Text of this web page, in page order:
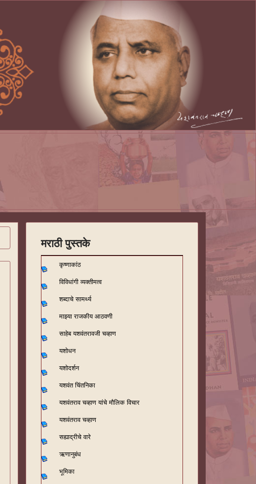
मराठी पुस्तके
कृष्णाकांठ
विविधांगी व्यक्तीमत्व
शब्दाचे सामर्थ्य
माझ्या राजकीय आठवणी
साहेब यशवंतरावजी चव्हाण
यशोधन
यशोदर्शन
यशवंत चिंतनिका
यशवंतराव चव्हाण यांचे मौलिक विचार
यशवंतराव चव्हाण
सह्याद्रीचे वारे
ऋणानुबंध
भूमिका